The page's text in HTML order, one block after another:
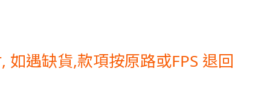
如遇缺貨,款項按原路或FPS 退回